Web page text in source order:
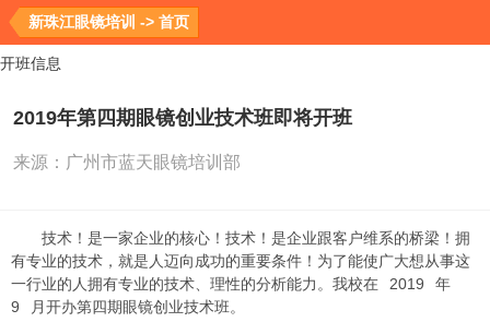
新珠江眼镜培训 -> 首页
开班信息
2019年第四期眼镜创业技术班即将开班
来源： 广州市蓝天眼镜培训部
技术！是一家企业的核心！技术！是企业跟客户维系的桥梁！拥
有专业的技术，就是人迈向成功的重要条件！为了能使广大想从事这
一行业的人拥有专业的技术、理性的分析能力。我校在
2019 年
9 月开办第四期眼镜创业技术班。